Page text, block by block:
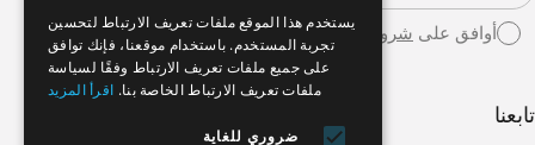
أوافق على شروط الاستخدام
تابعنا
يستخدم هذا الموقع ملفات تعريف الارتباط لتحسين
تجربة المستخدم. باستخدام موقعنا، فإنك توافق
على جميع ملفات تعريف الارتباط وفقًا لسياسة
ملفات تعريف الارتباط الخاصة بنا. اقرأ المزيد
ضروري للغاية